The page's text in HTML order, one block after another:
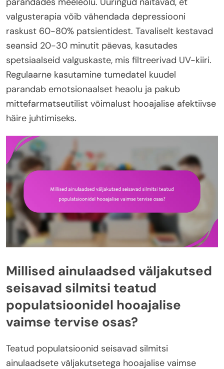
valgusterapia võib vähendada depressiooni
raskust 60-80% patsientidest. Tavaliselt kestavad
seansid 20-30 minutit päevas, kasutades
spetsiaalseid valguskaste, mis filtreerivad UV-kiiri.
Regulaarne kasutamine tumedatel kuudel
parandab emotsionaalset heaolu ja pakub
mittefarmatseutilist võimalust hooajalise afektiivse
häire juhtimiseks.
Millised ainulaadsed väljakutsed
seisavad silmitsi teatud
populatsioonidel hooajalise
vaimse tervise osas?
Teatud populatsioonid seisavad silmitsi
ainulaadsete väljakutsetega hooajalise vaimse